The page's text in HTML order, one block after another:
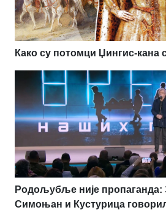
Како су потомци Џингис-кана
Родољубље није пропаганда:
Симоњан и Кустурица